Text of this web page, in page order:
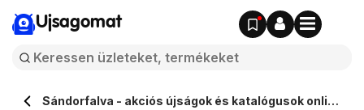
Ujsagomat
Sándorfalva - akciós újságok és katalógusok online